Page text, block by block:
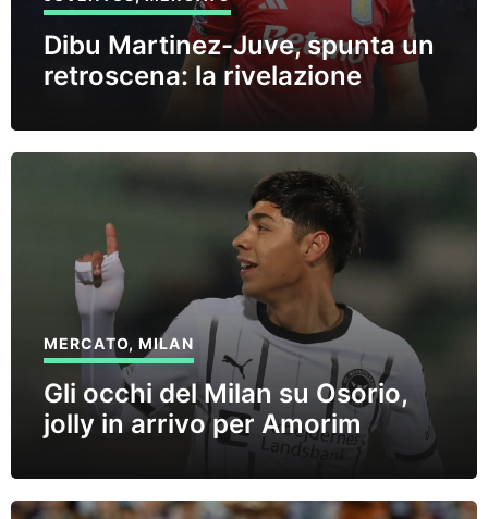
Dibu Martinez-Juve, spunta un
retroscena: la rivelazione
MERCATO,MILAN
Gli occhi del Milan su Osorio,
jolly in arrivo per Amorim